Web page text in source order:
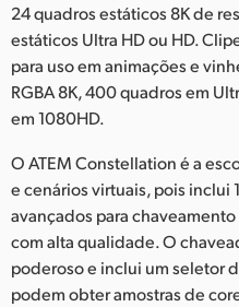
24 quadros estáticos 8K de
estáticos Ultra HD ou HD.
para uso em animações e
RGBA 8K, 400 quadros em
em 1080HD.
O ATEM Constellation é a
e cenários virtuais, pois inclui
avançados para
com alta qualidade. O
poderoso e inclui um seletor
podem obter amostras de